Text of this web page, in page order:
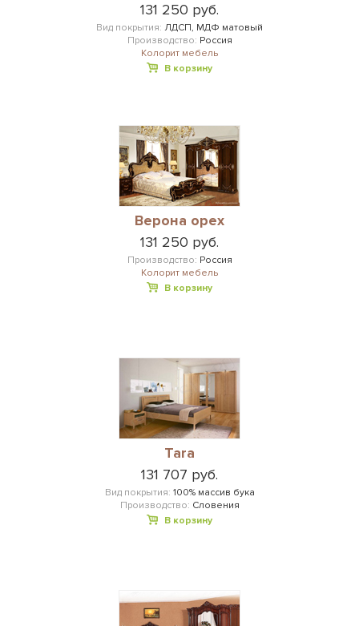
131 250 руб.
Вид покрытия: ЛДСП, МДФ матовый
Производство: Россия
Колорит мебель
В корзину
Верона орех
131 250 руб.
Производство: Россия
Колорит мебель
В корзину
Tara
131 707 руб.
Вид покрытия: 100% массив бука
Производство: Словения
В корзину